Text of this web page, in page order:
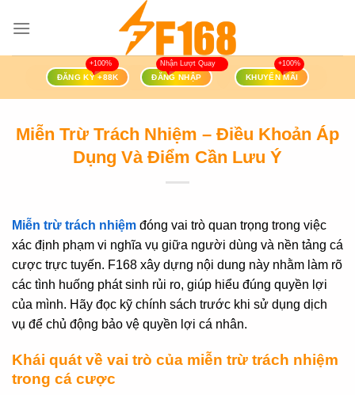
qua
ĐĂNG KÝ +88K ĐĂNG NHẬP KHUYẾN MÃI
Miễn Trừ Trách Nhiệm – Điều Khoản Áp
Dụng Và Điểm Cần Lưu Ý
Miễn trừ trách nhiệm đóng vai trò quan trọng trong việc
xác định phạm vi nghĩa vụ giữa người dùng và nền tảng cá
cược trực tuyến. F168 xây dựng nội dung này nhằm làm rõ
các tình huống phát sinh rủi ro, giúp hiểu đúng quyền lợi
của mình. Hãy đọc kỹ chính sách trước khi sử dụng dịch
vụ để chủ động bảo vệ quyền lợi cá nhân.
Khái quát về vai trò của miễn trừ trách nhiệm
trong cá cược